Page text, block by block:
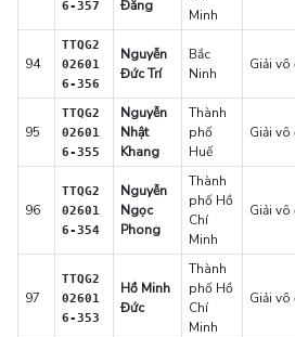
6-357
Đăng
Minh
94
TTQG2
02601
6-356
Nguyễn
Đức Trí
Bắc
Ninh
Giải
95
TTQG2
02601
6-355
Nguyễn
Nhật
Khang
Thành
phố
Huế
Giải
96
TTQG2
02601
6-354
Nguyễn
Ngọc
Phong
Thành
phố Hồ
Chí
Minh
Giải
97
TTQG2
02601
6-353
Hồ Minh
Đức
Thành
phố Hồ
Chí
Minh
Giải